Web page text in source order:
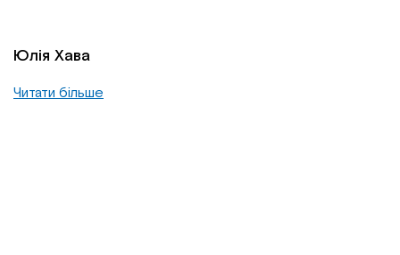
Юлія Хава
Читати більше